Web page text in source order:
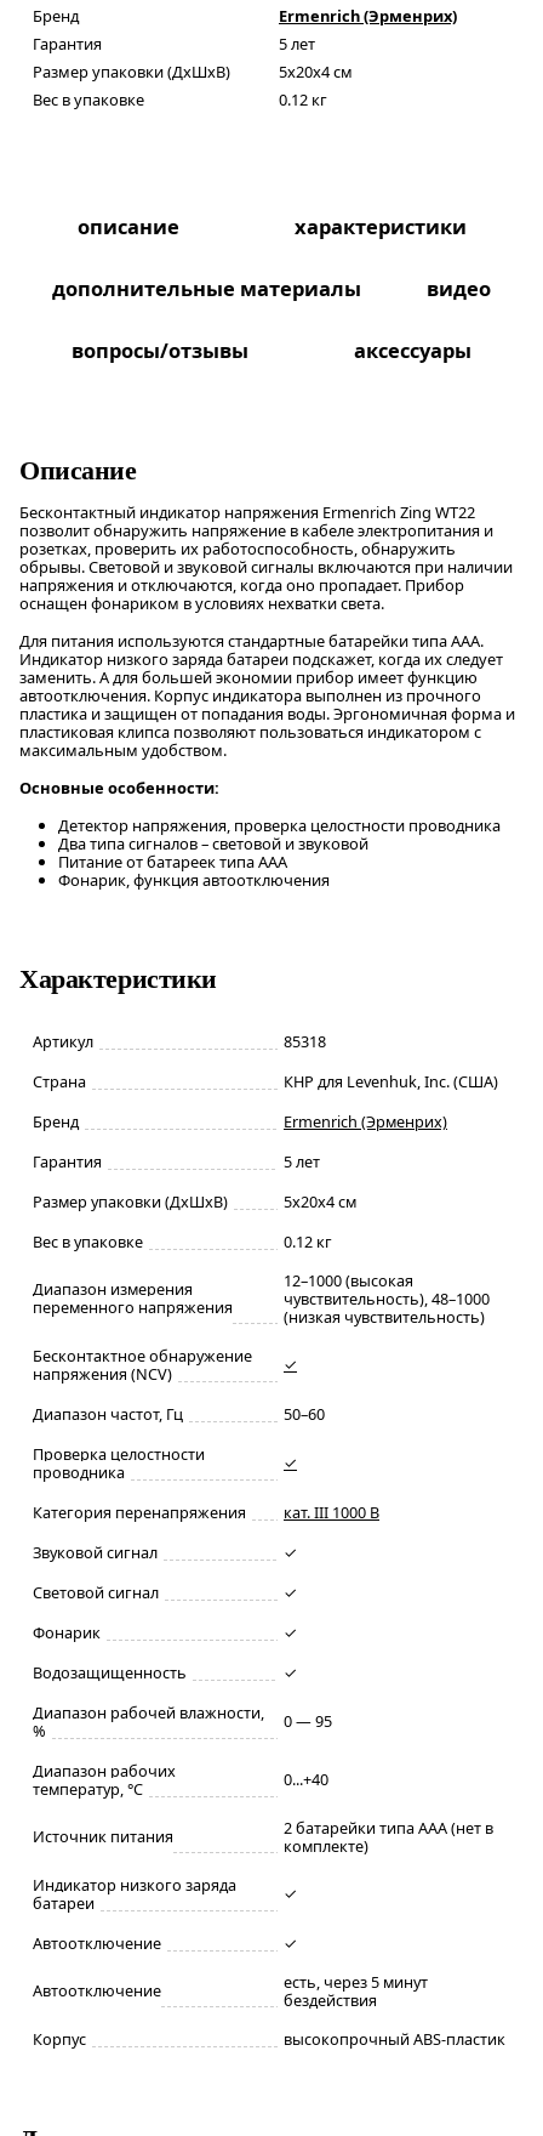
Бренд
Ermenrich (Эрменрих)
Гарантия
5 лет
Размер упаковки (ДxШxВ)
5x20x4 см
Вес в упаковке
0.12 кг
описание характеристики
дополнительные материалы видео
вопросы/отзывы аксессуары
Описание
Бесконтактный индикатор напряжения Ermenrich Zing WT22
позволит обнаружить напряжение в кабеле электропитания и
розетках, проверить их работоспособность, обнаружить
обрывы. Световой и звуковой сигналы включаются при наличии
напряжения и отключаются, когда оно пропадает. Прибор
оснащен фонариком в условиях нехватки света.
Для питания используются стандартные батарейки типа ААА.
Индикатор низкого заряда батареи подскажет, когда их следует
заменить. А для большей экономии прибор имеет функцию
автоотключения. Корпус индикатора выполнен из прочного
пластика и защищен от попадания воды. Эргономичная форма и
пластиковая клипса позволяют пользоваться индикатором с
максимальным удобством.
Основные особенности:
Детектор напряжения, проверка целостности проводника
Два типа сигналов – световой и звуковой
Питание от батареек типа ААА
Фонарик, функция автоотключения
Характеристики
Артикул
85318
Страна
КНР для Levenhuk, Inc. (США)
Бренд
Ermenrich (Эрменрих)
Гарантия
5 лет
Размер упаковки (ДxШxВ)
5x20x4 см
Вес в упаковке
0.12 кг
Диапазон измерения
переменного напряжения
12–1000 (высокая
чувствительность), 48–1000
(низкая чувствительность)
Бесконтактное обнаружение
напряжения (NCV)
✓
Диапазон частот, Гц
50–60
Проверка целостности
проводника
✓
Категория перенапряжения
кат. III 1000 В
Звуковой сигнал
✓
Световой сигнал
✓
Фонарик
✓
Водозащищенность
✓
Диапазон рабочей влажности,
%
0 — 95
Диапазон рабочих
температур, °С
0...+40
Источник питания
2 батарейки типа AAA (нет в
комплекте)
Индикатор низкого заряда
батареи
✓
Автоотключение ✓
Автоотключение
есть, через 5 минут
бездействия
Корпус
высокопрочный ABS-пластик